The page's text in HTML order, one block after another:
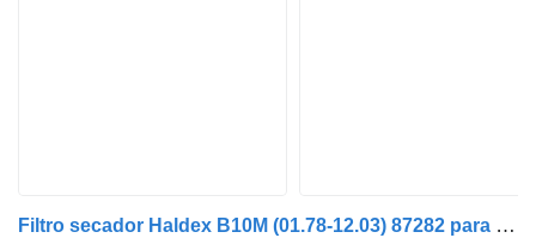
Filtro secador Haldex B10M (01.78-12.03) 87282 para autocarro Volvo B6, B7, B9, B10, B12 bus (1978-2011)